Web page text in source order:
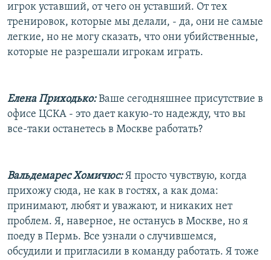
игрок уставший, от чего он уставший. От тех
тренировок, которые мы делали, - да, они не самые
легкие, но не могу сказать, что они убийственные,
которые не разрешали игрокам играть.
Елена Приходько:Ваше сегодняшнее присутствие в
офисе ЦСКА - это дает какую-то надежду, что вы
все-таки останетесь в Москве работать?
Вальдемарес Хомичюс:Я просто чувствую, когда
прихожу сюда, не как в гостях, а как дома:
принимают, любят и уважают, и никаких нет
проблем. Я, наверное, не останусь в Москве, но я
поеду в Пермь. Все узнали о случившемся,
обсудили и пригласили в команду работать. Я тоже